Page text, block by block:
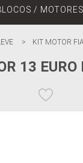
/ MOTORES
KIT MOTOR
13 EURO